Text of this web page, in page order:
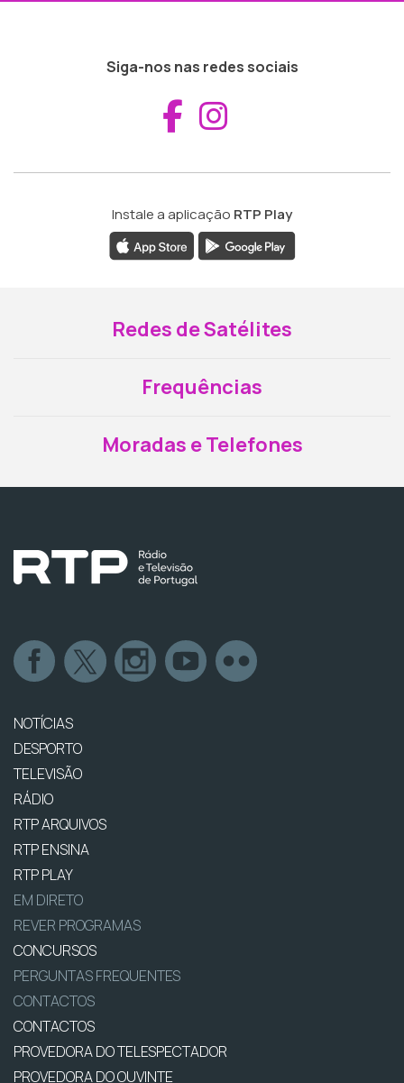
Siga-nos nas redes sociais
Aceder ao
Instale a aplicação RTP Play
Redes de Satélites
Frequências
Moradas e Telefones
NOTÍCIAS
DESPORTO
TELEVISÃO
RÁDIO
RTP ARQUIVOS
RTP ENSINA
RTP PLAY
EM DIRETO
REVER PROGRAMAS
CONCURSOS
PERGUNTAS FREQUENTES
CONTACTOS
CONTACTOS
PROVEDORA DO TELESPECTADOR
PROVEDORA DO OUVINTE